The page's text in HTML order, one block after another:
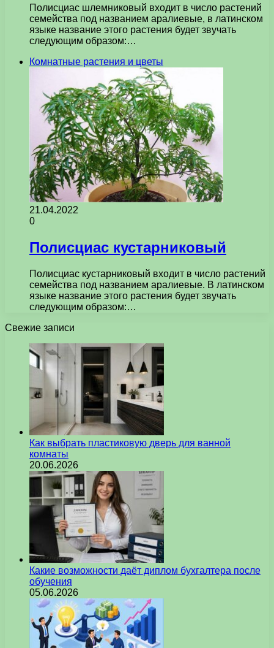
Полисциас шлемниковый входит в число растений
семейства под названием аралиевые, в латинском
языке название этого растения будет звучать
следующим образом:…
Комнатные растения и цветы
21.04.2022
0
Полисциас кустарниковый
Полисциас кустарниковый входит в число растений
семейства под названием аралиевые. В латинском
языке название этого растения будет звучать
следующим образом:…
Свежие записи
Как выбрать пластиковую дверь для ванной
комнаты
20.06.2026
Какие возможности даёт диплом бухгалтера после
обучения
05.06.2026